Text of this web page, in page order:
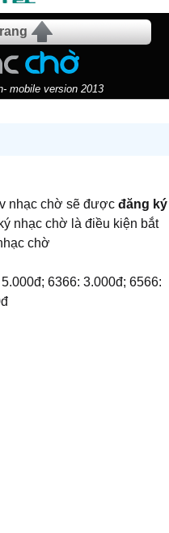
mobile version 2013
nhạc chờ sẽ được đăng ký
nhạc chờ là điều kiện bắt
chờ
6366: 3.000đ; 6566: